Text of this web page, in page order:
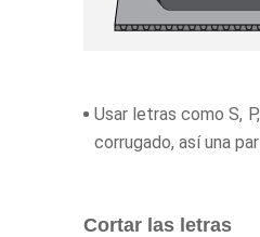
Usar letras como S,
corrugado, así una
Cortar las letras